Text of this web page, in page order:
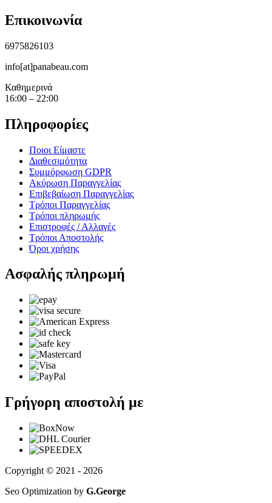
Επικοινωνία
6975826103
info[at]panabeau.com
Καθημερινά
16:00 – 22:00
Πληροφορίες
Ποιοι Είμαστε
Διαθεσιμότητα
Συμμόρφωση GDPR
Ακύρωση Παραγγελίας
Επιβεβαίωση Παραγγελίας
Τρόποι Παραγγελίας
Τρόποι πληρωμής
Επιστροφές / Αλλαγές
Τρόποι Αποστολής
Όροι χρήσης
Ασφαλής πληρωμή
Γρήγορη αποστολή με
Copyright © 2021 - 2026
Seo Optimization by G.George